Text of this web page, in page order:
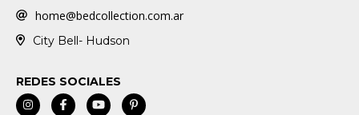
home@bedcollection.com.ar
City Bell- Hudson
REDES SOCIALES